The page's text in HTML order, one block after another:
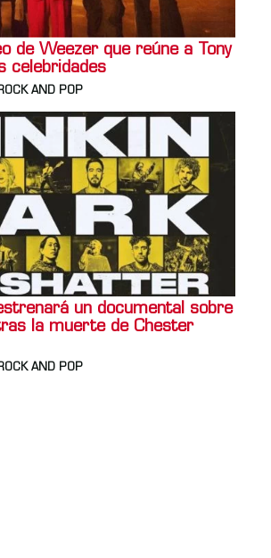
de Weezer que reúne a Tony
celebridades
AND POP
un documental sobre
la muerte de Chester
AND POP